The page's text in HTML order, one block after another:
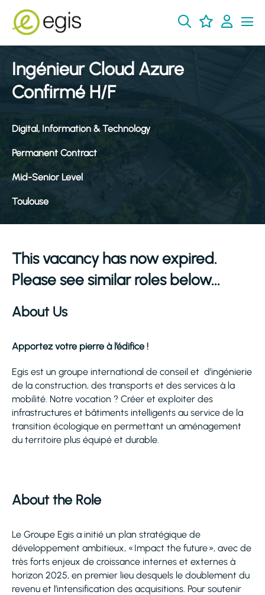
Ingénieur Cloud Azure
Confirmé H/F
Digital, Information & Technology
Permanent Contract
Mid-Senior Level
Toulouse
This vacancy has now expired.
Please see similar roles below...
About Us
Apportez votre pierre à l’édifice !
Egis est un groupe international de conseil et d’ingénierie
de la construction, des transports et des services à la
mobilité. Notre vocation ? Créer et exploiter des
infrastructures et bâtiments intelligents au service de la
transition écologique en permettant un aménagement
du territoire plus équipé et durable.
About the Role
Le Groupe Egis a initié un plan stratégique de
développement ambitieux, « Impact the future », avec de
très forts enjeux de croissance internes et externes à
horizon 2025, en premier lieu desquels le doublement du
revenu et l’intensification des acquisitions. Pour soutenir